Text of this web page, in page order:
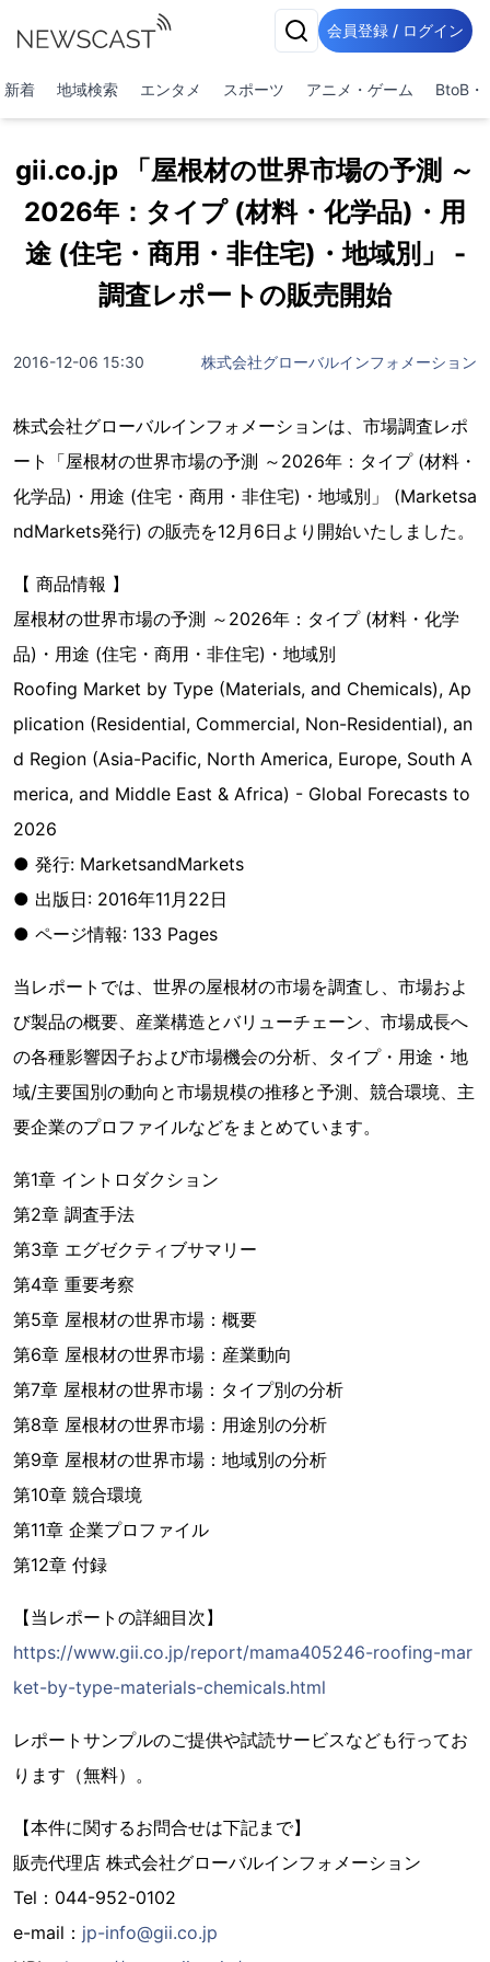
会員登録 / ログイン
新着 地域検索 エンタメ スポーツ アニメ・ゲーム BtoB・
gii.co.jp 「屋根材の世界市場の予測 ～
2026年：タイプ (材料・化学品)・用
途 (住宅・商用・非住宅)・地域別」 -
調査レポートの販売開始
2016-12-06 15:30 株式会社グローバルインフォメーション
株式会社グローバルインフォメーションは、市場調査レポ
ート「屋根材の世界市場の予測 ～2026年：タイプ (材料・
化学品)・用途 (住宅・商用・非住宅)・地域別」 (Marketsa
ndMarkets発行) の販売を12月6日より開始いたしました。
【 商品情報 】
屋根材の世界市場の予測 ～2026年：タイプ (材料・化学
品)・用途 (住宅・商用・非住宅)・地域別
Roofing Market by Type (Materials, and Chemicals), Ap
plication (Residential, Commercial, Non-Residential), an
d Region (Asia-Pacific, North America, Europe, South A
merica, and Middle East & Africa) - Global Forecasts to
2026
● 発行: MarketsandMarkets
● 出版日: 2016年11月22日
● ページ情報: 133 Pages
当レポートでは、世界の屋根材の市場を調査し、市場およ
び製品の概要、産業構造とバリューチェーン、市場成長へ
の各種影響因子および市場機会の分析、タイプ・用途・地
域/主要国別の動向と市場規模の推移と予測、競合環境、主
要企業のプロファイルなどをまとめています。
第1章 イントロダクション
第2章 調査手法
第3章 エグゼクティブサマリー
第4章 重要考察
第5章 屋根材の世界市場：概要
第6章 屋根材の世界市場：産業動向
第7章 屋根材の世界市場：タイプ別の分析
第8章 屋根材の世界市場：用途別の分析
第9章 屋根材の世界市場：地域別の分析
第10章 競合環境
第11章 企業プロファイル
第12章 付録
【当レポートの詳細目次】
https://www.gii.co.jp/report/mama405246-roofing-mar
ket-by-type-materials-chemicals.html
レポートサンプルのご提供や試読サービスなども行ってお
ります（無料）。
【本件に関するお問合せは下記まで】
販売代理店 株式会社グローバルインフォメーション
Tel：044-952-0102
e-mail： jp-info@gii.co.jp